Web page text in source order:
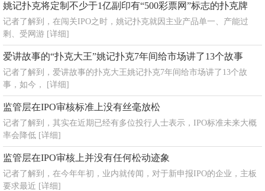
姚记扑克将定制不少于1亿副印有“500彩票网”标志的扑克牌
记者了解到，在闯关IPO之时，姚记扑克就因主业产品单一、产能过
剩、受网游 [详细]
爱讲故事的“扑克大王”姚记扑克7年间给市场讲了13个故事
记者了解到，爱讲故事的扑克大王姚记扑克7年间给市场讲了13个故
事，如今，
[详细]
监管层在IPO审核标准上没有丝毫放松
记者了解到，其实在近期已经有多位投行人士表示，IPO标准未来大概
率会降低 [详细]
监管层在IPO审核上并没有任何松动迹象
记者了解到，在今年年初，业内就传闻，对于新申报IPO的企业，主板
要求最近 [详细]